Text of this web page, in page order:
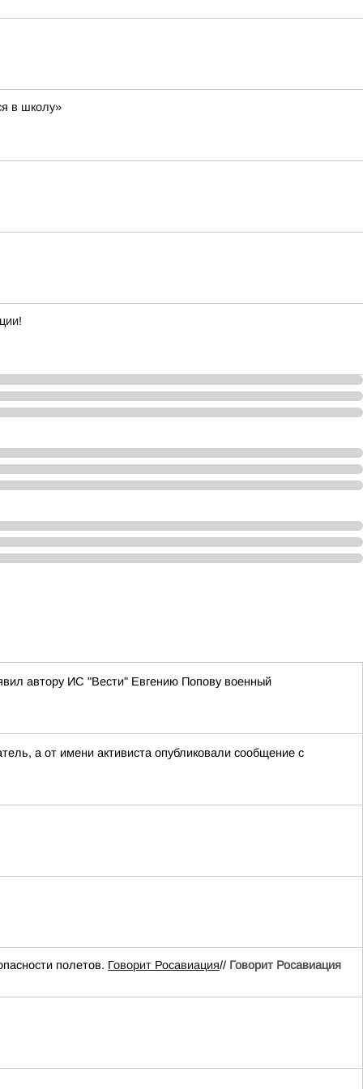
в школу»
автору ИС "Вести" Евгению Попову военный
а от имени активиста опубликовали сообщение с
полетов. Говорит Росавиация// Говорит Росавиация